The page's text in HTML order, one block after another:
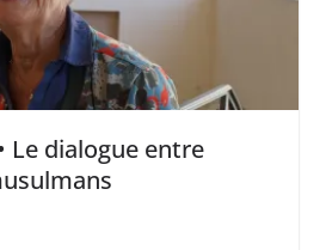
Le dialogue entre